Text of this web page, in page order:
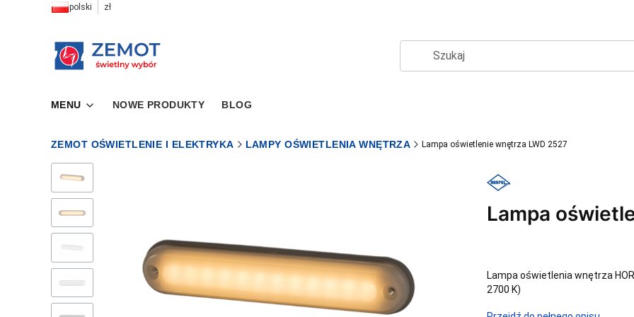
polski zł
MENU NOWE PRODUKTY BLOG
ZEMOT OŚWIETLENIE I ELEKTRYKA LAMPY OŚWIETLENIA WNĘTRZA Lampa oświetlenie wnętrza LWD 2527
Lampa
Lampa oświetlenia wnętrza
2700 K)